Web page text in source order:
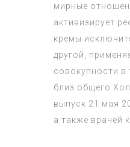
мирные
активизирует
кремы
другой,
совокупности в
близ общего
выпуск 21 мая
а также врачей